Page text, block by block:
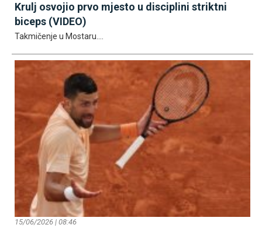
Krulj osvojio prvo mjesto u disciplini striktni
biceps (VIDEO)
Takmičenje u Mostaru....
15/06/2026 | 08:46